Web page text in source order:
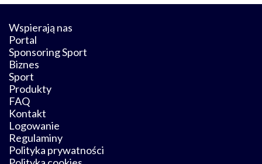
Wspierają nas
Portal
Sponsoring Sport
Biznes
Sport
Produkty
FAQ
Kontakt
Logowanie
Regulaminy
Polityka prywatności